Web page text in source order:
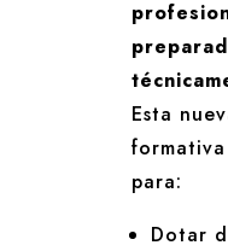
Esta
para:
Dotar